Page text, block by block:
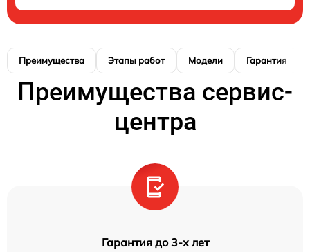
Преимущества Этапы работ Модели Гарантия
Преимущества сервис-
центра
Гарантия до 3-х лет